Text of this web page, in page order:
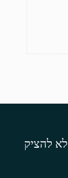
להציק